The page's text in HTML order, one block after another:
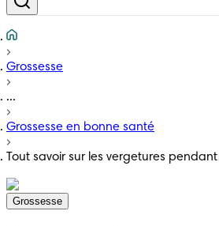
Grossesse
...
Grossesse en bonne santé
Tout savoir sur les vergetures
Grossesse